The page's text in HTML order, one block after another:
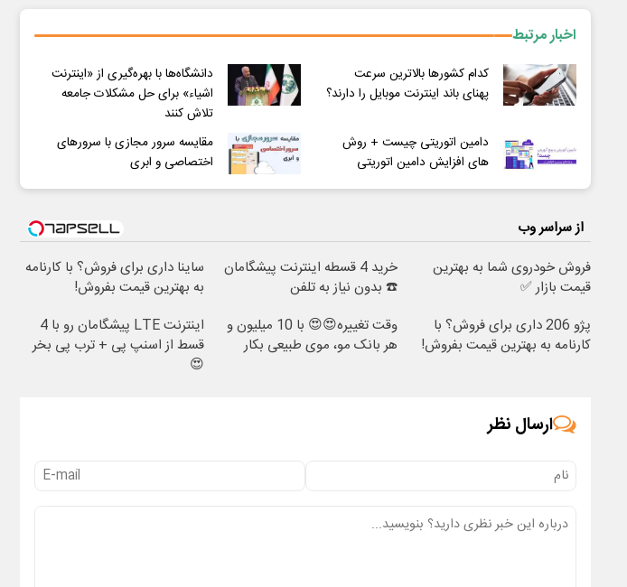
اخبار مرتبط
کدام کشورها بالاترین سرعت
پهنای باند اینترنت موبایل را دارند؟
دانشگاه‌ها با بهره‌گیری از «اینترنت
اشیاء» برای حل مشکلات جامعه
تلاش کنند
دامین اتوریتی چیست + روش
های افزایش دامین اتوریتی
مقایسه سرور مجازی با سرورهای
اختصاصی و ابری
از سراسر وب
فروش خودروی شما به بهترین
قیمت بازار ✅
خرید 4 قسطه اینترنت پیشگامان
☎️ بدون نیاز به تلفن
ساینا داری برای فروش؟ با کارنامه
به بهترین قیمت بفروش!
پژو 206 داری برای فروش؟ با
کارنامه به بهترین قیمت بفروش!
وقت تغییره😍😍 با 10 میلیون و
هر بانک مو، موی طبیعی بکار
اینترنت LTE پیشگامان رو با 4
قسط از اسنپ پی + ترب پی بخر
😍
ارسال نظر